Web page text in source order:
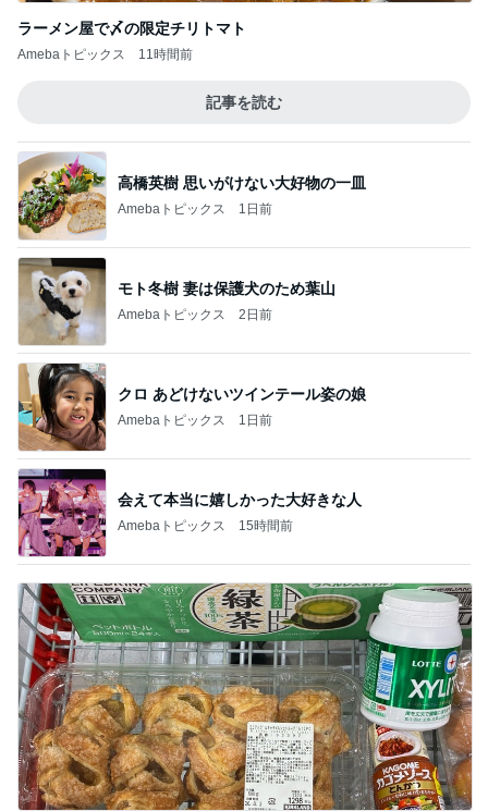
ラーメン屋で〆の限定チリトマト
Amebaトピックス 11時間前
記事を読む
高橋英樹 思いがけない大好物の一皿
Amebaトピックス 1日前
モト冬樹 妻は保護犬のため葉山
Amebaトピックス 2日前
クロ あどけないツインテール姿の娘
Amebaトピックス 1日前
会えて本当に嬉しかった大好きな人
Amebaトピックス 15時間前